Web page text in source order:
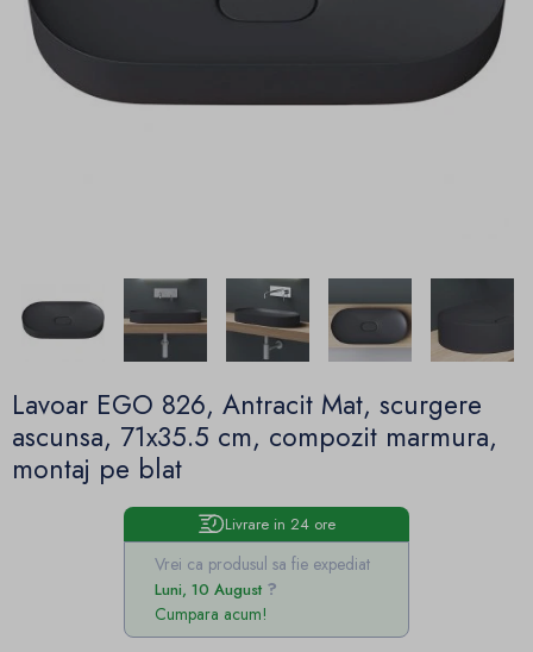
Lavoar EGO 826, Antracit Mat, scurgere
ascunsa, 71x35.5 cm, compozit marmura,
montaj pe blat
Livrare in 24 ore
Vrei ca produsul sa fie expediat
Luni, 10 August
Cumpara acum!